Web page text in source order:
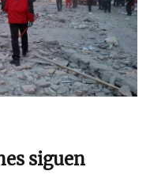
siguen